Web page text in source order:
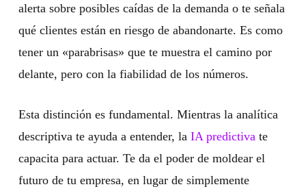
alerta sobre posibles caídas de la demanda o te señala
qué clientes están en riesgo de abandonarte. Es como
tener un «parabrisas» que te muestra el camino por
delante, pero con la fiabilidad de los números.
Esta distinción es fundamental. Mientras la analítica
descriptiva te ayuda a entender, la IA predictiva te
capacita para actuar. Te da el poder de moldear el
futuro de tu empresa, en lugar de simplemente